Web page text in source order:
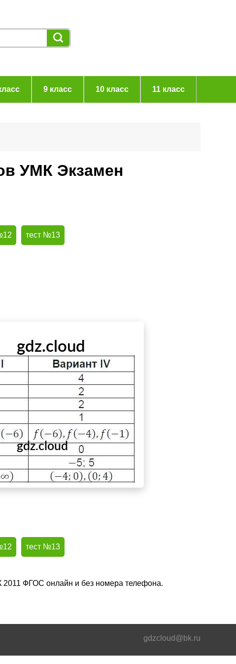
9 класс 10 класс 11 класс
УМК Экзамен
тест №13
тест №13
2011 ФГОС онлайн и без номера телефона.
gdzcloud@bk.ru